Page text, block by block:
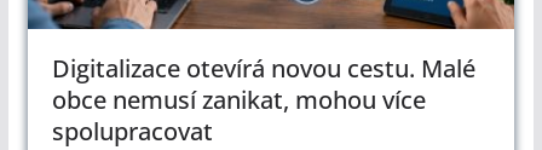
Digitalizace otevírá novou cestu. Malé
obce nemusí zanikat, mohou více
spolupracovat